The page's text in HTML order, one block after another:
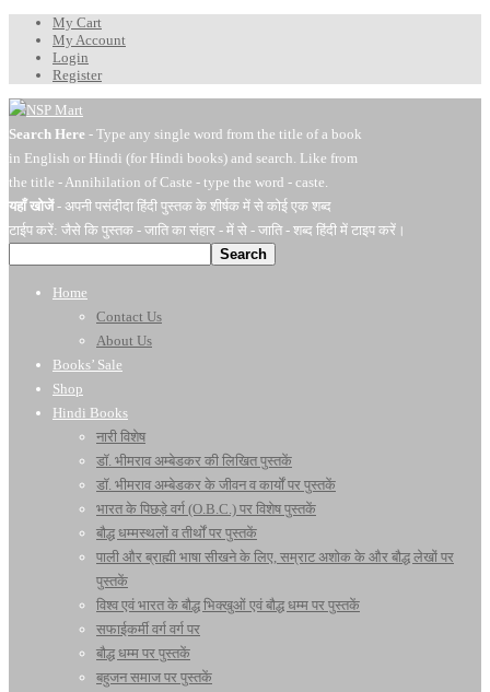
My Cart
My Account
Login
Register
Search Here - Type any single word from the title of a book
in English or Hindi (for Hindi books) and search. Like from
the title - Annihilation of Caste - type the word - caste.
यहाँ खोजें- अपनी पसंदीदा हिंदी पुस्तक के शीर्षक में से कोई एक शब्द
टाईप करें: जैसे कि पुस्तक - जाति का संहार - में से - जाति - शब्द हिंदी में टाइप करें।
Search
Home
Contact Us
About Us
Books’ Sale
Shop
Hindi Books
नारी विशेष
डॉ. भीमराव अम्बेडकर की लिखित पुस्तकें
डॉ. भीमराव अम्बेडकर के जीवन व कार्यों पर पुस्तकें
भारत के पिछड़े वर्ग (O.B.C.) पर विशेष पुस्तकें
बौद्ध धम्मस्थलों व तीर्थों पर पुस्तकें
पाली और ब्राह्मी भाषा सीखने के लिए, सम्राट अशोक के और बौद्ध लेखों पर
पुस्तकें
विश्व एवं भारत के बौद्ध भिक्खुओं एवं बौद्ध धम्म पर पुस्तकें
सफाईकर्मी वर्ग वर्ग पर
बौद्ध धम्म पर पुस्तकें
बहुजन समाज पर पुस्तकें